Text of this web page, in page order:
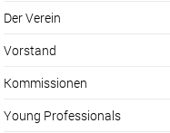
Der Verein
Vorstand
Kommissionen
Young Professionals